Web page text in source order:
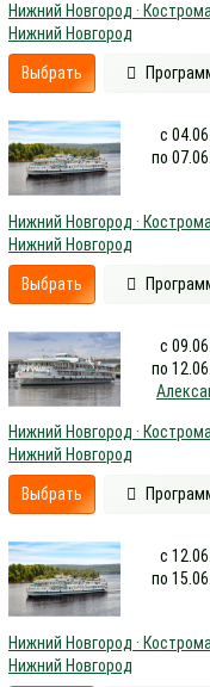
Нижний Новгород ·
Нижний Новгород
Выбрать
с
по
Нижний Новгород ·
Нижний Новгород
Выбрать
с
по
Нижний Новгород ·
Нижний Новгород
Выбрать
с
по
Нижний Новгород ·
Нижний Новгород